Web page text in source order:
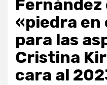
Fernández
«piedra en
para las
Cristina
cara al